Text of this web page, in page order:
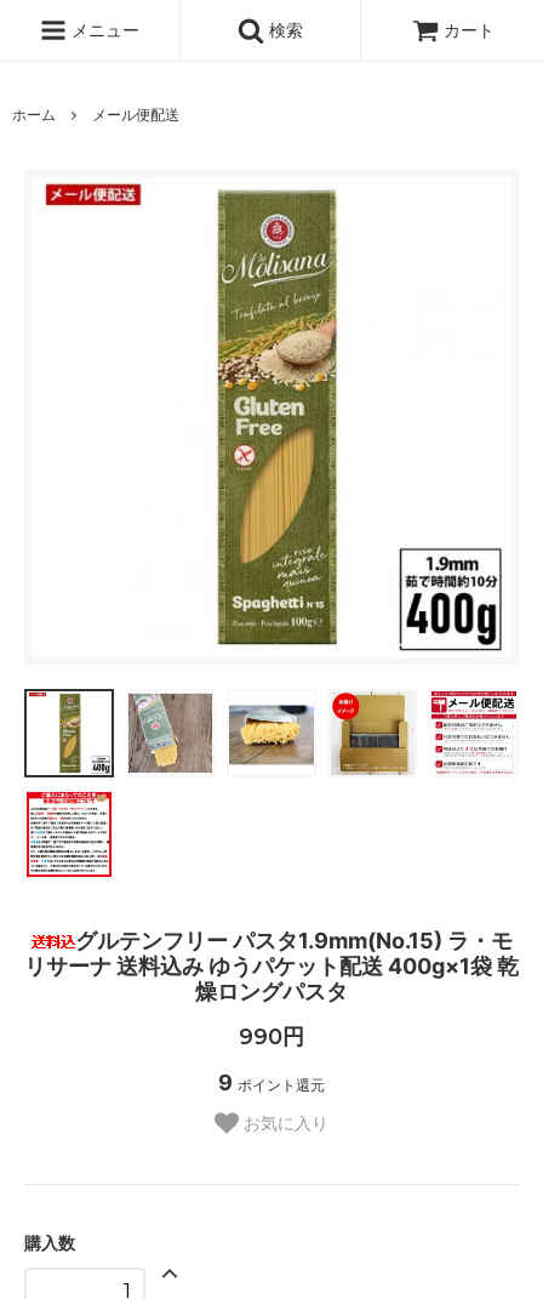
メニュー 検索 カート
ホーム メール便配送
グルテンフリー パスタ1.9mm(No.15) ラ・モ
リサーナ 送料込み ゆうパケット配送 400g×1袋 乾
燥ロングパスタ
990円
9 ポイント還元
お気に入り
購入数